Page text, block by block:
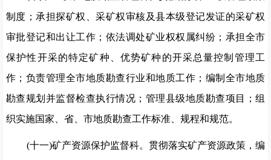
制度；承担探矿权、采矿权审核及县本级登记发证的采矿权
审批登记和出让工作；依法调处矿业权权属纠纷；承担全市
保护性开采的特定矿种、优势矿种的开采总量控制管理工
作；负责管理全市地质勘查行业和地质工作；编制全市地质
勘查规划并监督检查执行情况；管理县级地质勘查项目；组
织实施国家、省、市地质勘查工作标准、规程和规范。
(十一)矿产资源保护监督科。 贯彻落实矿产资源政策，编